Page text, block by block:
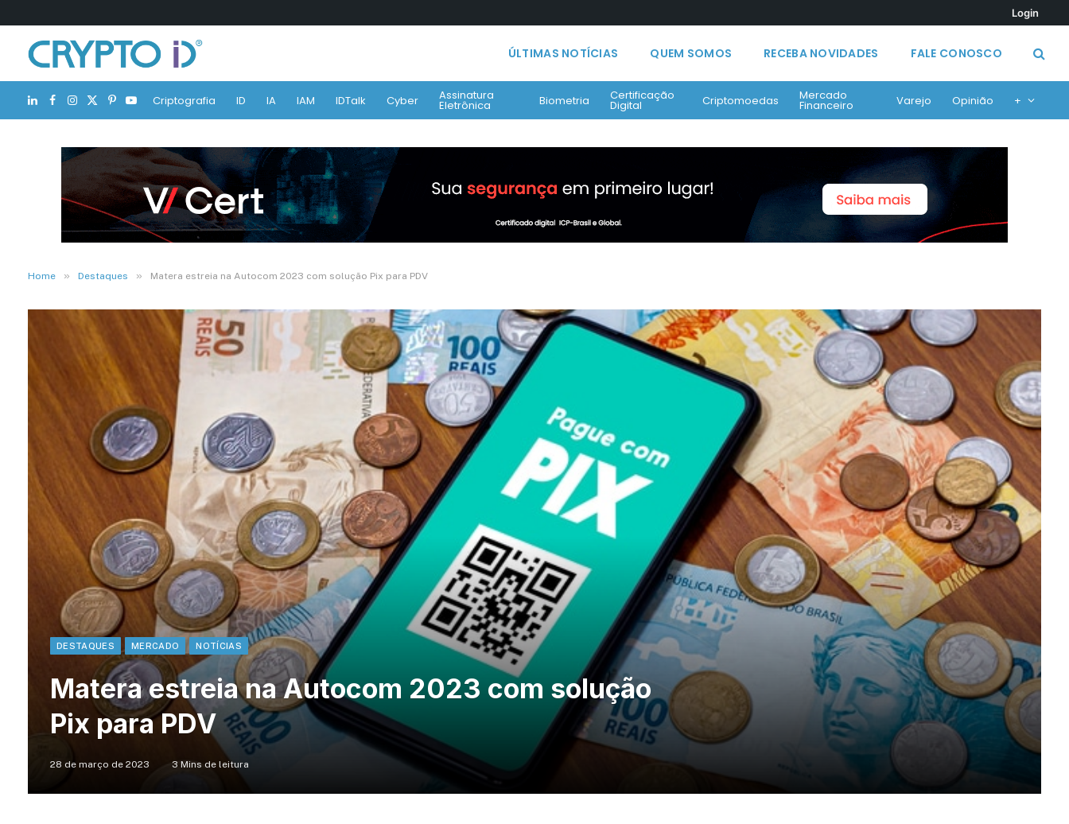
Login
ÚLTIMAS NOTÍCIAS QUEM SOMOS RECEBA NOVIDADES FALE CONOSCO
LinkedIn
Facebook
Instagram
X
(Twitter)
Pinterest
YouTubeCriptografia ID IA IAM IDTalk Cyber Assinatura
Eletrônica Biometria Certificação
Digital Criptomoedas Mercado
Financeiro Varejo Opinião +
Home » Destaques » Matera estreia na Autocom 2023 com solução Pix para PDV
DESTAQUES MERCADO NOTÍCIAS
Matera estreia na Autocom 2023 com solução
Pix para PDV
28 de março de 2023 3 Mins de leitura